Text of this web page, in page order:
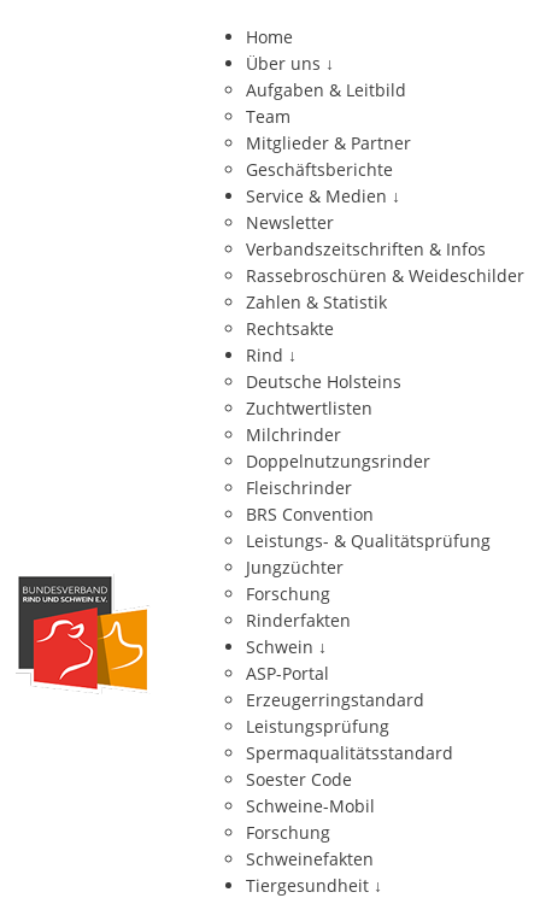
Home
Über uns ↓
Aufgaben & Leitbild
Team
Mitglieder & Partner
Geschäftsberichte
Service & Medien ↓
Newsletter
Verbandszeitschriften & Infos
Rassebroschüren & Weideschilder
Zahlen & Statistik
Rechtsakte
Rind ↓
Deutsche Holsteins
Zuchtwertlisten
Milchrinder
Doppelnutzungsrinder
Fleischrinder
BRS Convention
Leistungs- & Qualitätsprüfung
Jungzüchter
Forschung
Rinderfakten
Schwein ↓
ASP-Portal
Erzeugerringstandard
Leistungsprüfung
Spermaqualitätsstandard
Soester Code
Schweine-Mobil
Forschung
Schweinefakten
Tiergesundheit ↓